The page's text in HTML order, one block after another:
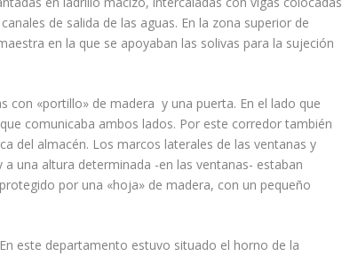
de salida de las aguas. En la zona superior de
en la que se apoyaban las solivas para la sujeción
con «por­tillo» de madera y una puerta. En el lado que
comunicaba ambos lados. Por este corredor también
del almacén. Los marcos laterales de las venta­nas y
una altura determinada -en las ventanas- estaban
por una «hoja» de madera, con un pequeño
este departamento estuvo situado el horno de la